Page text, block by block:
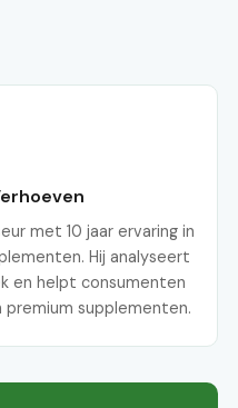
met 10 jaar ervaring in
Hij analyseert
en helpt consumenten
premium supplementen.